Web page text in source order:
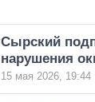
Сырский
нарушения
15 мая 2026, 19:44